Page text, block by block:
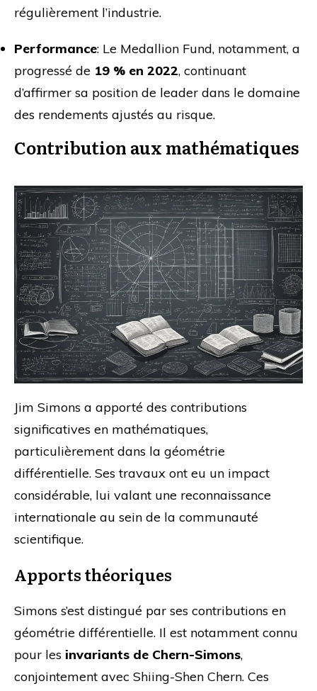
régulièrement l’industrie.
Performance: Le Medallion Fund, notamment, a
progressé de 19 % en 2022, continuant
d’affirmer sa position de leader dans le domaine
des rendements ajustés au risque.
Contribution aux mathématiques
Jim Simons a apporté des contributions
significatives en mathématiques,
particulièrement dans la géométrie
différentielle. Ses travaux ont eu un impact
considérable, lui valant une reconnaissance
internationale au sein de la communauté
scientifique.
Apports théoriques
Simons s’est distingué par ses contributions en
géométrie différentielle. Il est notamment connu
pour les invariants de Chern-Simons,
conjointement avec Shiing-Shen Chern. Ces